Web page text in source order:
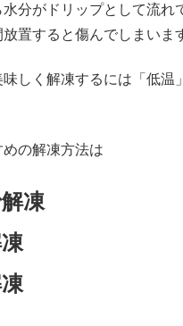
分がドリップとして流れ
置すると傷んでしまいま
しく解凍するには「低温
の解凍方法は
凍